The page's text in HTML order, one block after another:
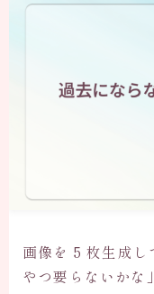
画像を 5 枚生成
やつ要らないかな